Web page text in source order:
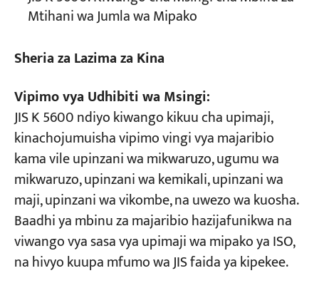
Mtihani wa Jumla wa Mipako
Sheria za Lazima za Kina
Vipimo vya Udhibiti wa Msingi:
JIS K 5600 ndiyo kiwango kikuu cha upimaji,
kinachojumuisha vipimo vingi vya majaribio
kama vile upinzani wa mikwaruzo, ugumu wa
mikwaruzo, upinzani wa kemikali, upinzani wa
maji, upinzani wa vikombe, na uwezo wa kuosha.
Baadhi ya mbinu za majaribio hazijafunikwa na
viwango vya sasa vya upimaji wa mipako ya ISO,
na hivyo kuupa mfumo wa JIS faida ya kipekee.